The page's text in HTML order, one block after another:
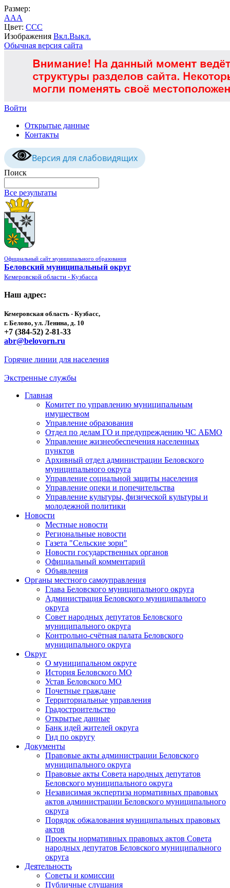
Размер:
AAA
Цвет: CCC
Изображения Вкл.Выкл.
Обычная версия сайта
Войти
Открытые данные
Контакты
Версия для слабовидящих
Поиск
Все результаты
Официальный сайт муниципального образования
Беловский муниципальный округ
Кемеровской области - Кузбасса
Наш адрес:
Кемеровская область - Кузбасс,
г. Белово, ул. Ленина, д. 10
+7 (384-52) 2-81-33
abr@belovorn.ru
Горячие линии для населения
Экстренные службы
Главная
Комитет по управлению муниципальным
имуществом
Управление образования
Отдел по делам ГО и предупреждению ЧС АБМО
Управление жизнеобеспечения населенных
пунктов
Архивный отдел администрации Беловского
муниципального округа
Управление социальной защиты населения
Управление опеки и попечительства
Управление культуры, физической культуры и
молодежной политики
Новости
Местные новости
Региональные новости
Газета "Сельские зори"
Новости государственных органов
Официальный комментарий
Объявления
Органы местного самоуправления
Глава Беловского муниципального округа
Администрация Беловского муниципального
округа
Совет народных депутатов Беловского
муниципального округа
Контрольно-счётная палата Беловского
муниципального округа
Округ
О муниципальном округе
История Беловского МО
Устав Беловского МО
Почетные граждане
Территориальные управления
Градостроительство
Открытые данные
Банк идей жителей округа
Гид по округу
Документы
Правовые акты администрации Беловского
муниципального округа
Правовые акты Совета народных депутатов
Беловского муниципального округа
Независимая экспертиза нормативных правовых
актов администрации Беловского муниципального
округа
Порядок обжалования муниципальных правовых
актов
Проекты нормативных правовых актов Совета
народных депутатов Беловского муниципального
округа
Деятельность
Советы и комиссии
Публичные слушания